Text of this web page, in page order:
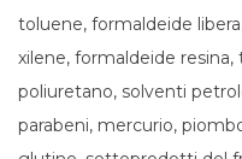
toluene, formaldeide
xilene, formaldeide
poliuretano, solventi
parabeni, mercurio,